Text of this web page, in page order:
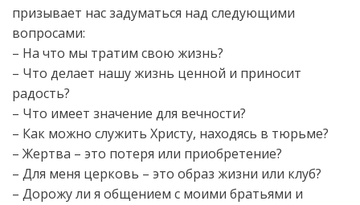
призывает нас задуматься над следующими
вопросами:
– На что мы тратим свою жизнь?
– Что делает нашу жизнь ценной и приносит
радость?
– Что имеет значение для вечности?
– Как можно служить Христу, находясь в тюрьме?
– Жертва – это потеря или приобретение?
– Для меня церковь – это образ жизни или клуб?
– Дорожу ли я общением с моими братьями и